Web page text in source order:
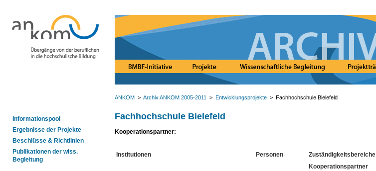
Informationspool
Ergebnisse der Projekte
Beschlüsse & Richtlinien
Publikationen der wiss.
Begleitung
ANKOM > Archiv ANKOM 2005-2011 > Entwicklungsprojekte > Fachhochschule Bielefeld
Fachhochschule Bielefeld
Kooperationspartner:
Institutionen Personen
Zuständigkeitsbereiche
Kooperationspartner